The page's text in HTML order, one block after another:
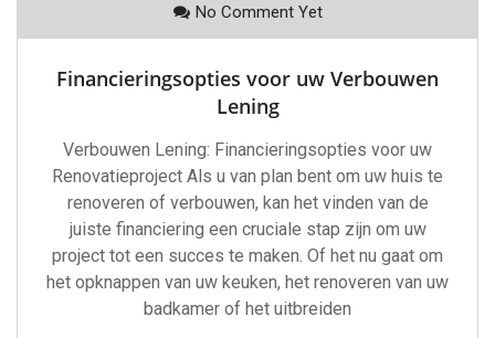
No Comment Yet
Financieringsopties voor uw Verbouwen
Lening
Verbouwen Lening: Financieringsopties voor uw
Renovatieproject Als u van plan bent om uw huis te
renoveren of verbouwen, kan het vinden van de
juiste financiering een cruciale stap zijn om uw
project tot een succes te maken. Of het nu gaat om
het opknappen van uw keuken, het renoveren van uw
badkamer of het uitbreiden